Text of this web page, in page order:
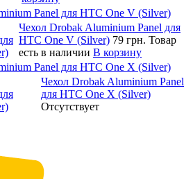
Panel для HTC One V (Silver)
Чехол Drobak Aluminium Panel для
HTC One V (Silver) 79 грн. Товар
есть в наличии В корзину
Panel для HTC One X (Silver)
Чехол Drobak Aluminium Panel
для HTC One X (Silver)
Отсутствует